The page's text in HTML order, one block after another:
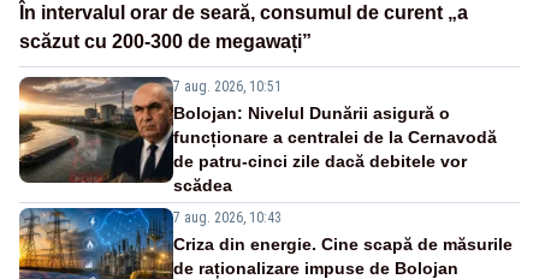
În intervalul orar de seară, consumul de curent „a
scăzut cu 200-300 de megawați”
7 aug. 2026, 10:51
Bolojan: Nivelul Dunării asigură o
funcționare a centralei de la Cernavodă
de patru-cinci zile dacă debitele vor
scădea
7 aug. 2026, 10:43
Criza din energie. Cine scapă de măsurile
de raționalizare impuse de Bolojan